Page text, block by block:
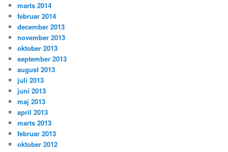
marts 2014
februar 2014
december 2013
november 2013
oktober 2013
september 2013
august 2013
juli 2013
juni 2013
maj 2013
april 2013
marts 2013
februar 2013
oktober 2012